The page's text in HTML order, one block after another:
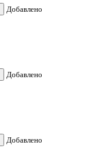
Добавлено
Добавлено
Добавлено